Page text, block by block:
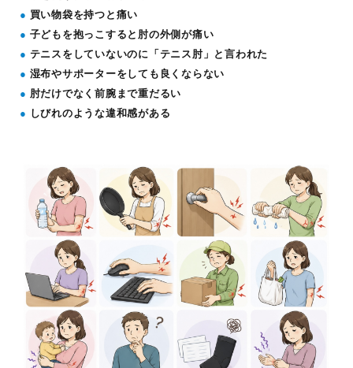
● 買い物袋を持つと痛い
● 子どもを抱っこすると肘の外側が痛い
● テニスをしていないのに「テニス肘」と言われた
● 湿布やサポーターをしても良くならない
● 肘だけでなく前腕まで重だるい
● しびれのような違和感がある